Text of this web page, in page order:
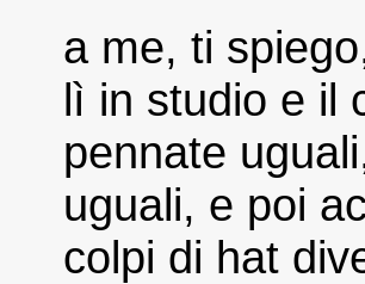
a me, ti
lì in studio e il
pennate
uguali, e poi
colpi di hat